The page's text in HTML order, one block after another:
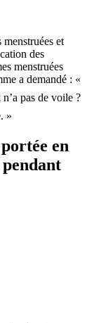
et
des
menstruées
a demandé : «
»
en
pendant